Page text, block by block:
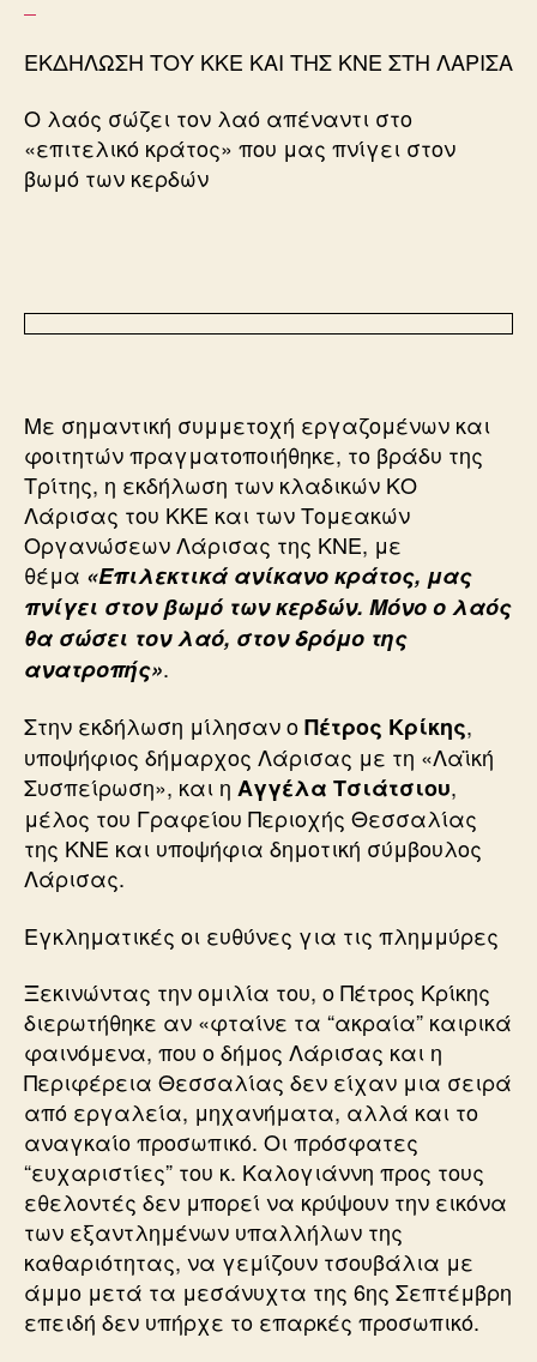
ΕΚΔΗΛΩΣΗ ΤΟΥ ΚΚΕ ΚΑΙ ΤΗΣ ΚΝΕ ΣΤΗ ΛΑΡΙΣΑ
Ο λαός σώζει τον λαό απέναντι στο
«επιτελικό κράτος» που μας πνίγει στον
βωμό των κερδών
Με σημαντική συμμετοχή εργαζομένων και
φοιτητών πραγματοποιήθηκε, το βράδυ της
Τρίτης, η εκδήλωση των κλαδικών ΚΟ
Λάρισας του ΚΚΕ και των Τομεακών
Οργανώσεων Λάρισας της ΚΝΕ, με
θέμα «Επιλεκτικά ανίκανο κράτος, μας
πνίγει στον βωμό των κερδών. Μόνο ο λαός
θα σώσει τον λαό, στον δρόμο της
ανατροπής».
Στην εκδήλωση μίλησαν οΠέτρος Κρίκης,
υποψήφιος δήμαρχος Λάρισας με τη «Λαϊκή
Συσπείρωση», και η Αγγέλα Τσιάτσιου,
μέλος του Γραφείου Περιοχής Θεσσαλίας
της ΚΝΕ και υποψήφια δημοτική σύμβουλος
Λάρισας.
Εγκληματικές οι ευθύνες για τις πλημμύρες
Ξεκινώντας την ομιλία του, ο Πέτρος Κρίκης
διερωτήθηκε αν «φταίνε τα “ακραία” καιρικά
φαινόμενα, που ο δήμος Λάρισας και η
Περιφέρεια Θεσσαλίας δεν είχαν μια σειρά
από εργαλεία, μηχανήματα, αλλά και το
αναγκαίο προσωπικό. Οι πρόσφατες
“ευχαριστίες” του κ. Καλογιάννη προς τους
εθελοντές δεν μπορεί να κρύψουν την εικόνα
των εξαντλημένων υπαλλήλων της
καθαριότητας, να γεμίζουν τσουβάλια με
άμμο μετά τα μεσάνυχτα της 6ης Σεπτέμβρη
επειδή δεν υπήρχε το επαρκές προσωπικό.